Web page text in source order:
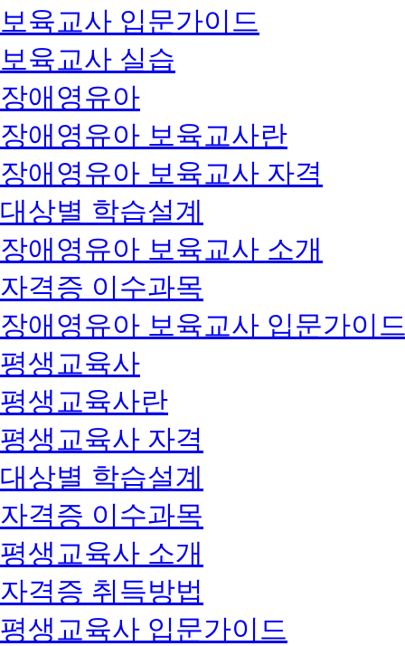
보육교사 입문가이드
보육교사 실습
장애영유아
장애영유아 보육교사란
장애영유아 보육교사 자격
대상별 학습설계
장애영유아 보육교사 소개
자격증 이수과목
장애영유아 보육교사 입문가이
평생교육사
평생교육사란
평생교육사 자격
대상별 학습설계
자격증 이수과목
평생교육사 소개
자격증 취득방법
평생교육사 입문가이드